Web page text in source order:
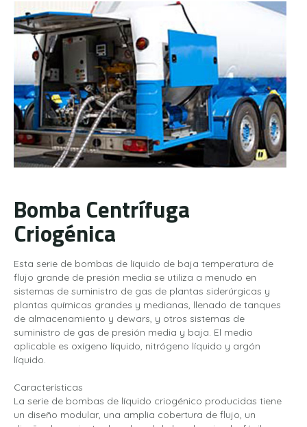
Bomba Centrífuga
Criogénica
Esta serie de bombas de líquido de baja temperatura de
flujo grande de presión media se utiliza a menudo en
sistemas de suministro de gas de plantas siderúrgicas y
plantas químicas grandes y medianas, llenado de tanques
de almacenamiento y dewars, y otros sistemas de
suministro de gas de presión media y baja. El medio
aplicable es oxígeno líquido, nitrógeno líquido y argón
líquido.
Características
La serie de bombas de líquido criogénico producidas tiene
un diseño modular, una amplia cobertura de flujo, un